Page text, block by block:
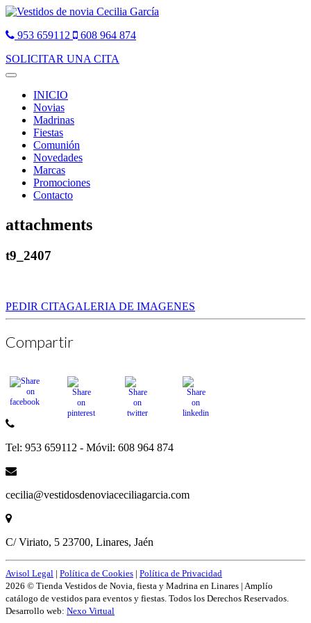
953 659112
608 964 874
SOLICITAR UNA CITA
Toggle
navigationINICIO
Novias
Madrinas
Fiestas
Comunión
Novedades
Marcas
Promociones
Contacto
attachments
t9_2407
PEDIR CITAGALERIA DE IMAGENES
Compartir
Tel: 953 659112 - Móvil: 608 964 874
cecilia@vestidosdenoviaceciliagarcia.com
C/ Viriato, 5 23700, Linares, Jaén
Avisol Legal | Política de Cookies | Política de Privacidad
2026 © Tienda Vestidos de Novia, fiesta y Madrina en Linares | Amplío
catálogo de vestidos para eventos y fiestas. Todos los Derechos Reservados.
Desarrollo web: Nexo Virtual